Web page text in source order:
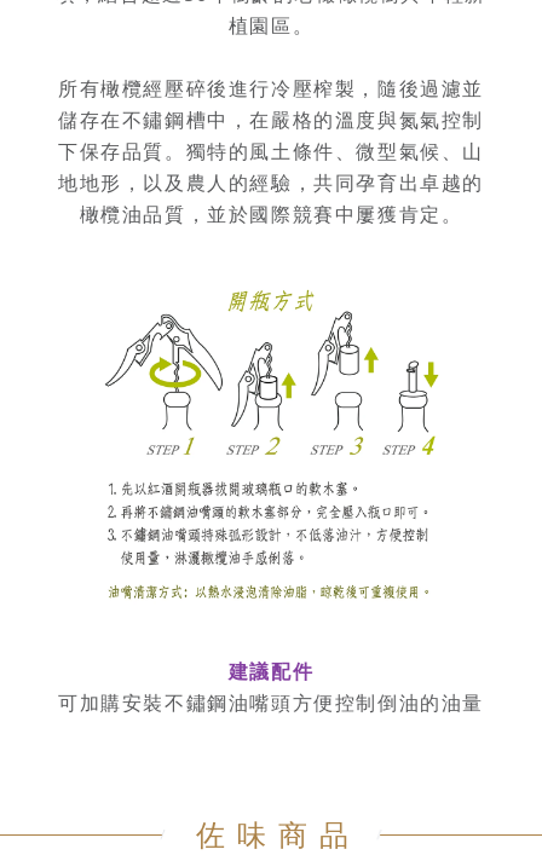
植園區。
所有橄欖經壓碎後進行冷壓榨製，隨後過濾並
儲存在不鏽鋼槽中，在嚴格的溫度與氮氣控制
下保存品質。獨特的風土條件、微型氣候、山
地地形，以及農人的經驗，共同孕育出卓越的
橄欖油品質，並於國際競賽中屢獲肯定。
建議配件
可加購安裝不鏽鋼油嘴頭方便控制倒油的油量
佐味商品